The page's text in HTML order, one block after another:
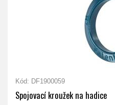
Kód: DF1900059
Spojovací kroužek na hadice